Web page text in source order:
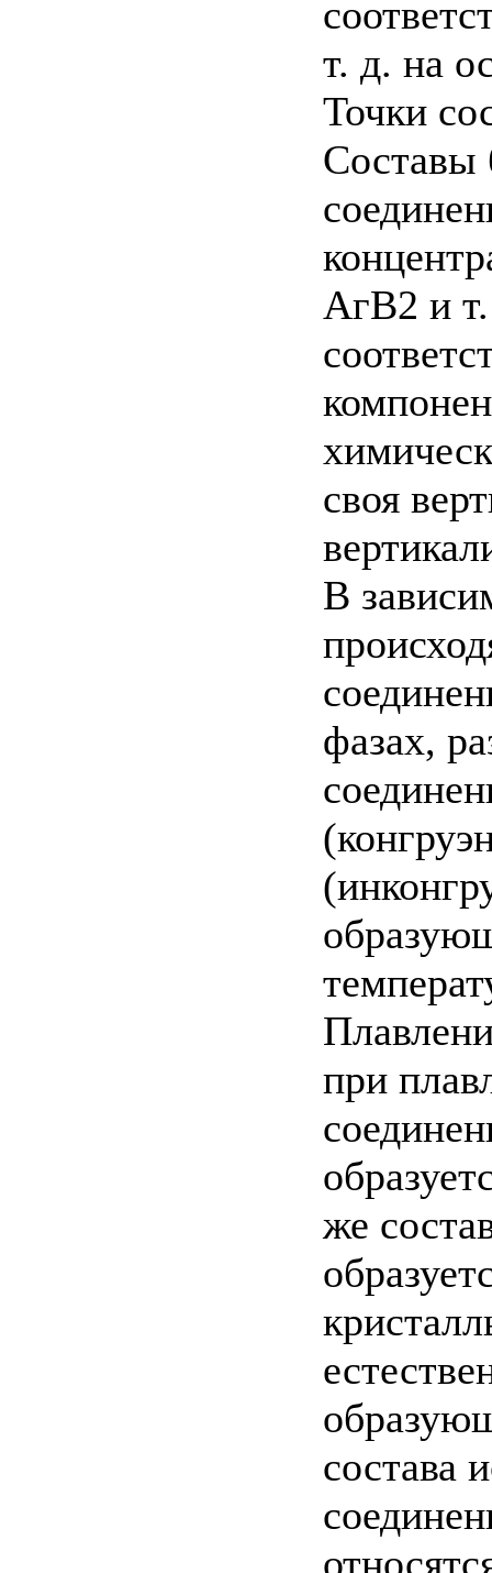
т. д. на
Точки
Составы
АгВ2 и
своя
В
фазах,
при
же
состава